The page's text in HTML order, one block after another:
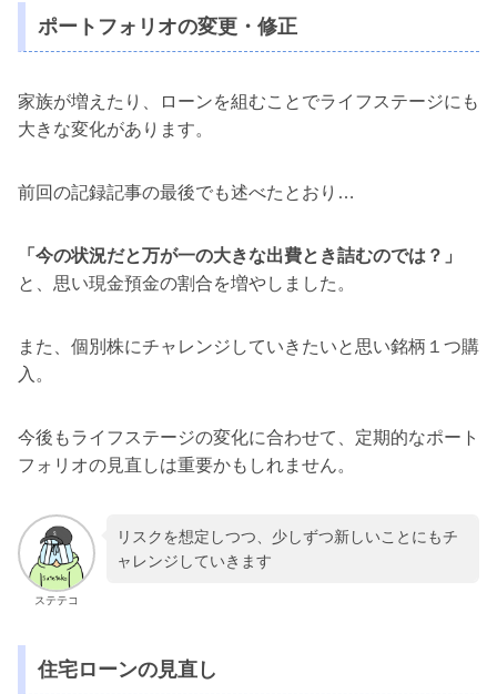
ポートフォリオの変更・修正
家族が増えたり、ローンを組むことでライフステージにも
大きな変化があります。
前回の記録記事の最後でも述べたとおり…
「今の状況だと万が一の大きな出費とき詰むのでは？」
と、思い現金預金の割合を増やしました。
また、個別株にチャレンジしていきたいと思い銘柄１つ購
入。
今後もライフステージの変化に合わせて、定期的なポート
フォリオの見直しは重要かもしれません。
ステテコ
リスクを想定しつつ、少しずつ新しいことにもチ
ャレンジしていきます
住宅ローンの見直し